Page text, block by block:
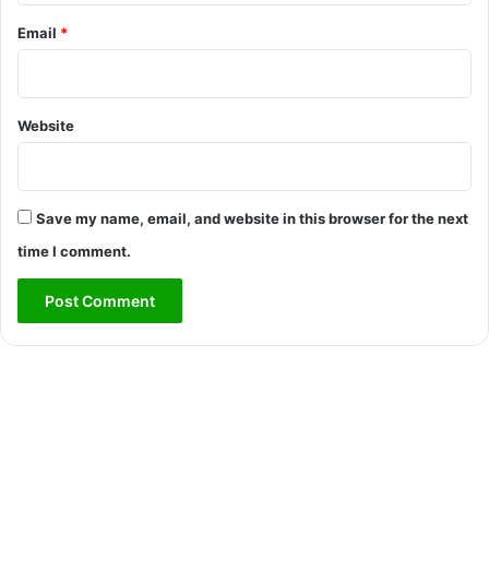
Email *
Website
Save my name, email, and website in this browser for the next
time I comment.